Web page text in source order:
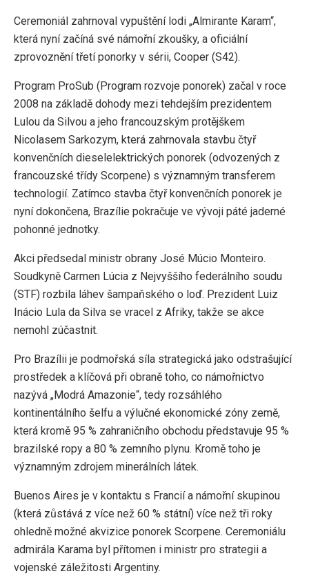
Ceremoniál zahrnoval vypuštění lodi „Almirante Karam“,
která nyní začíná své námořní zkoušky, a oficiální
zprovoznění třetí ponorky v sérii, Cooper (S42).
Program ProSub (Program rozvoje ponorek) začal v roce
2008 na základě dohody mezi tehdejším prezidentem
Lulou da Silvou a jeho francouzským protějškem
Nicolasem Sarkozym, která zahrnovala stavbu čtyř
konvenčních dieselelektrických ponorek (odvozených z
francouzské třídy Scorpene) s významným transferem
technologií. Zatímco stavba čtyř konvenčních ponorek je
nyní dokončena, Brazílie pokračuje ve vývoji páté jaderné
pohonné jednotky.
Akci předsedal ministr obrany José Múcio Monteiro.
Soudkyně Carmen Lúcia z Nejvyššího federálního soudu
(STF) rozbila láhev šampaňského o loď. Prezident Luiz
Inácio Lula da Silva se vracel z Afriky, takže se akce
nemohl zúčastnit.
Pro Brazílii je podmořská síla strategická jako odstrašující
prostředek a klíčová při obraně toho, co námořnictvo
nazývá „Modrá Amazonie“, tedy rozsáhlého
kontinentálního šelfu a výlučné ekonomické zóny země,
která kromě 95 % zahraničního obchodu představuje 95 %
brazilské ropy a 80 % zemního plynu. Kromě toho je
významným zdrojem minerálních látek.
Buenos Aires je v kontaktu s Francií a námořní skupinou
(která zůstává z více než 60 % státní) více než tři roky
ohledně možné akvizice ponorek Scorpene. Ceremoniálu
admirála Karama byl přítomen i ministr pro strategii a
vojenské záležitosti Argentiny.